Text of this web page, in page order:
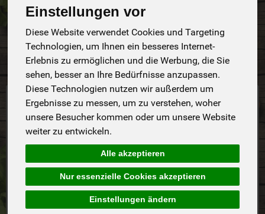
Einstellungen vor
Diese Website verwendet Cookies und Targeting
Technologien, um Ihnen ein besseres Internet-
Erlebnis zu ermöglichen und die Werbung, die Sie
sehen, besser an Ihre Bedürfnisse anzupassen.
Diese Technologien nutzen wir außerdem um
Ergebnisse zu messen, um zu verstehen, woher
unsere Besucher kommen oder um unsere Website
weiter zu entwickeln.
Alle akzeptieren
Nur essenzielle Cookies akzeptieren
Einstellungen ändern
Hersteller Ernährung
Merkmale
Aktion!
ab dem 10.8.2026